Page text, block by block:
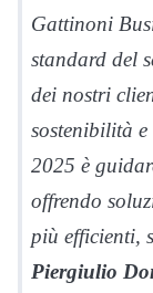
Gattinoni
standard del
dei nostri
sostenibilità
2025 è
offrendo
più efficienti,
Piergiulio